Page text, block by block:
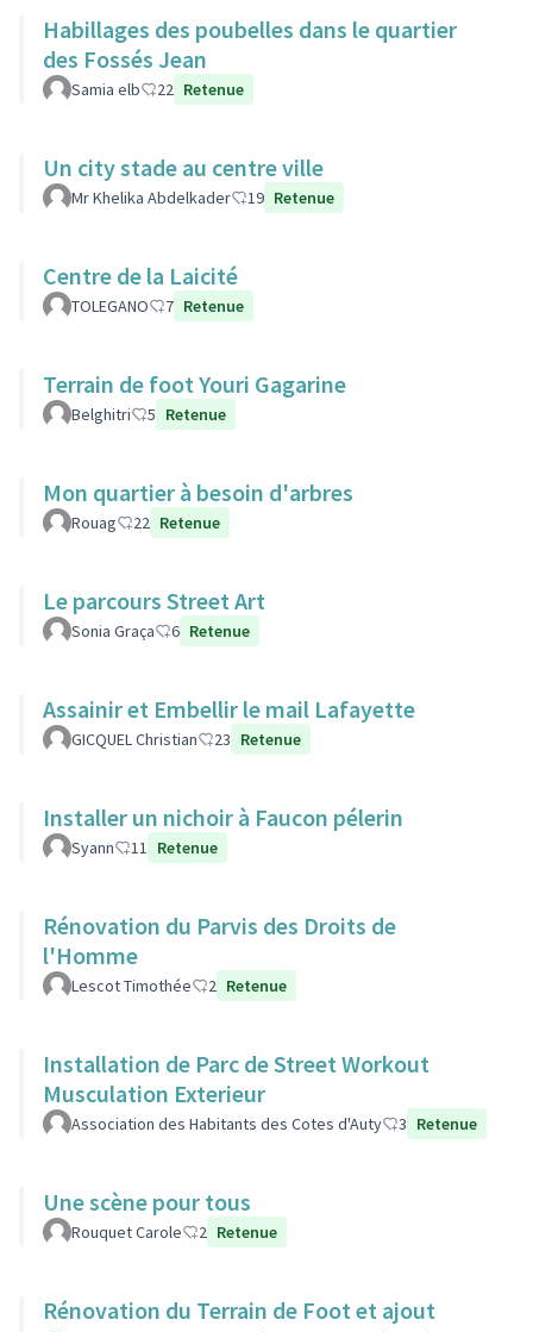
Habillages des poubelles dans le quartier
des Fossés Jean
Samia elb 22 Retenue
Un city stade au centre ville
Mr Khelika Abdelkader 19 Retenue
Centre de la Laicité
TOLEGANO 7 Retenue
Terrain de foot Youri Gagarine
Belghitri 5 Retenue
Mon quartier à besoin d'arbres
Rouag 22 Retenue
Le parcours Street Art
Sonia Graça 6 Retenue
Assainir et Embellir le mail Lafayette
GICQUEL Christian 23 Retenue
Installer un nichoir à Faucon pélerin
Syann 11 Retenue
Rénovation du Parvis des Droits de
l'Homme
Lescot Timothée 2 Retenue
Installation de Parc de Street Workout
Musculation Exterieur
Association des Habitants des Cotes d'Auty 3 Retenue
Une scène pour tous
Rouquet Carole 2 Retenue
Rénovation du Terrain de Foot et ajout